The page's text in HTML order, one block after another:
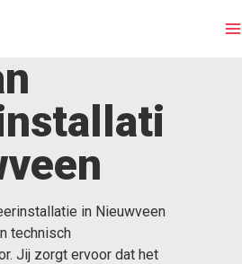
in Nieuwveen
technisch
Jij zorgt ervoor dat het